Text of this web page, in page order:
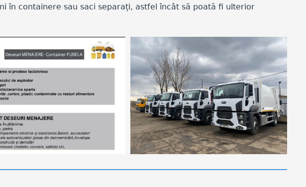
în containere sau saci separați, astfel încât să poată fi ulterior